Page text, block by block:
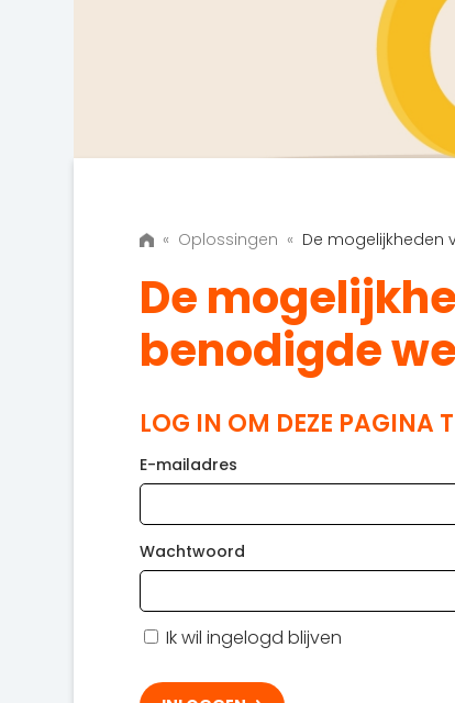
« Oplossingen « De mogelijkheden
De
benodigde
LOG IN OM DEZE PAGINA
E-mailadres
Wachtwoord
Ik wil ingelogd blijven